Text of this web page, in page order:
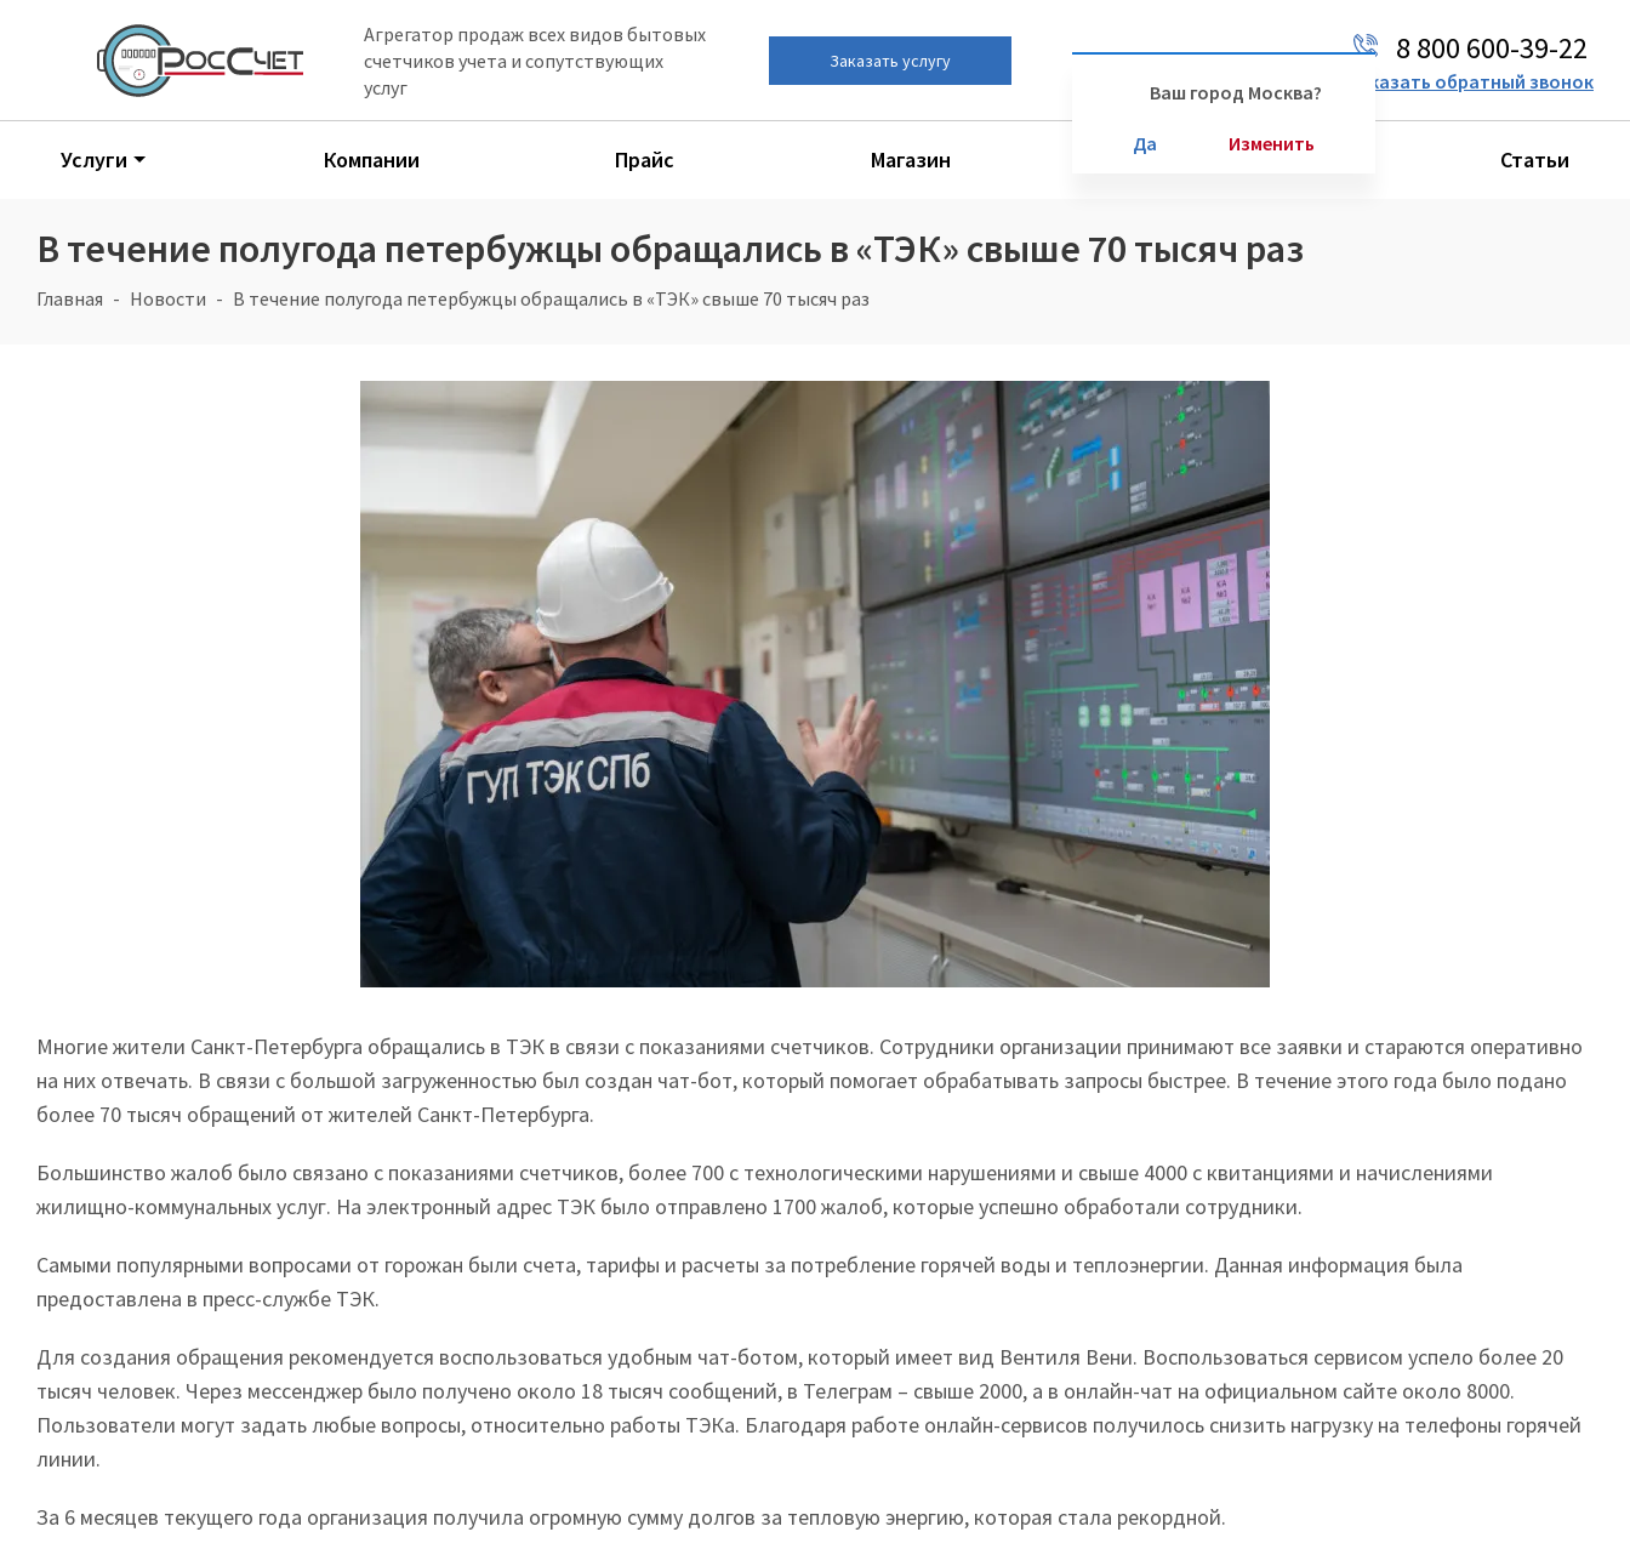
Агрегатор продаж всех видов бытовых
счетчиков учета и сопутствующих
услуг
Заказать услугу
Ваш город Москва?
Да Изменить
8 800 600-39-22
Заказать обратный звонок
Услуги Компании Прайс Магазин Производители Статьи
В течение полугода петербужцы обращались в «ТЭК» свыше 70 тысяч раз
Главная Новости В течение полугода петербужцы обращались в «ТЭК» свыше 70 тысяч раз
Многие жители Санкт-Петербурга обращались в ТЭК в связи с показаниями счетчиков. Сотрудники организации принимают все заявки и стараются оперативно
на них отвечать. В связи с большой загруженностью был создан чат-бот, который помогает обрабатывать запросы быстрее. В течение этого года было подано
более 70 тысяч обращений от жителей Санкт-Петербурга.
Большинство жалоб было связано с показаниями счетчиков, более 700 с технологическими нарушениями и свыше 4000 с квитанциями и начислениями
жилищно-коммунальных услуг. На электронный адрес ТЭК было отправлено 1700 жалоб, которые успешно обработали сотрудники.
Самыми популярными вопросами от горожан были счета, тарифы и расчеты за потребление горячей воды и теплоэнергии. Данная информация была
предоставлена в пресс-службе ТЭК.
Для создания обращения рекомендуется воспользоваться удобным чат-ботом, который имеет вид Вентиля Вени. Воспользоваться сервисом успело более 20
тысяч человек. Через мессенджер было получено около 18 тысяч сообщений, в Телеграм – свыше 2000, а в онлайн-чат на официальном сайте около 8000.
Пользователи могут задать любые вопросы, относительно работы ТЭКа. Благодаря работе онлайн-сервисов получилось снизить нагрузку на телефоны горячей
линии.
За 6 месяцев текущего года организация получила огромную сумму долгов за тепловую энергию, которая стала рекордной.